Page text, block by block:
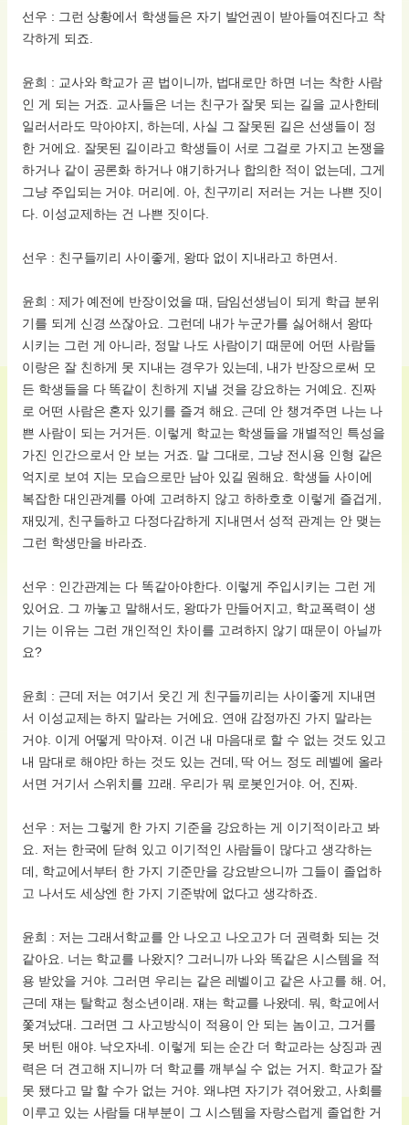
선우 : 그런 상황에서 학생들은 자기 발언권이 받아들여진다고 착
각하게 되죠.
윤희 : 교사와 학교가 곧 법이니까, 법대로만 하면 너는 착한 사람
인 게 되는 거죠. 교사들은 너는 친구가 잘못 되는 길을 교사한테
일러서라도 막아야지, 하는데, 사실 그 잘못된 길은 선생들이 정
한 거에요. 잘못된 길이라고 학생들이 서로 그걸로 가지고 논쟁을
하거나 같이 공론화 하거나 얘기하거나 합의한 적이 없는데, 그게
그냥 주입되는 거야. 머리에. 아, 친구끼리 저러는 거는 나쁜 짓이
다. 이성교제하는 건 나쁜 짓이다.
선우 : 친구들끼리 사이좋게, 왕따 없이 지내라고 하면서.
윤희 : 제가 예전에 반장이었을 때, 담임선생님이 되게 학급 분위
기를 되게 신경 쓰잖아요. 그런데 내가 누군가를 싫어해서 왕따
시키는 그런 게 아니라, 정말 나도 사람이기 때문에 어떤 사람들
이랑은 잘 친하게 못 지내는 경우가 있는데, 내가 반장으로써 모
든 학생들을 다 똑같이 친하게 지낼 것을 강요하는 거예요. 진짜
로 어떤 사람은 혼자 있기를 즐겨 해요. 근데 안 챙겨주면 나는 나
쁜 사람이 되는 거거든. 이렇게 학교는 학생들을 개별적인 특성을
가진 인간으로서 안 보는 거죠. 말 그대로, 그냥 전시용 인형 같은
억지로 보여 지는 모습으로만 남아 있길 원해요. 학생들 사이에
복잡한 대인관계를 아예 고려하지 않고 하하호호 이렇게 즐겁게,
재밌게, 친구들하고 다정다감하게 지내면서 성적 관계는 안 맺는
그런 학생만을 바라죠.
선우 : 인간관계는 다 똑같아야한다. 이렇게 주입시키는 그런 게
있어요. 그 까놓고 말해서도, 왕따가 만들어지고, 학교폭력이 생
기는 이유는 그런 개인적인 차이를 고려하지 않기 때문이 아닐까
요?
윤희 : 근데 저는 여기서 웃긴 게 친구들끼리는 사이좋게 지내면
서 이성교제는 하지 말라는 거에요. 연애 감정까진 가지 말라는
거야. 이게 어떻게 막아져. 이건 내 마음대로 할 수 없는 것도 있고
내 맘대로 해야만 하는 것도 있는 건데, 딱 어느 정도 레벨에 올라
서면 거기서 스위치를 끄래. 우리가 뭐 로봇인거야. 어, 진짜.
선우 : 저는 그렇게 한 가지 기준을 강요하는 게 이기적이라고 봐
요. 저는 한국에 닫혀 있고 이기적인 사람들이 많다고 생각하는
데, 학교에서부터 한 가지 기준만을 강요받으니까 그들이 졸업하
고 나서도 세상엔 한 가지 기준밖에 없다고 생각하죠.
윤희 : 저는 그래서학교를 안 나오고 나오고가 더 권력화 되는 것
같아요. 너는 학교를 나왔지? 그러니까 나와 똑같은 시스템을 적
용 받았을 거야. 그러면 우리는 같은 레벨이고 같은 사고를 해. 어,
근데 쟤는 탈학교 청소년이래. 쟤는 학교를 나왔데. 뭐, 학교에서
쫓겨났대. 그러면 그 사고방식이 적용이 안 되는 놈이고, 그거를
못 버틴 애야. 낙오자네. 이렇게 되는 순간 더 학교라는 상징과 권
력은 더 견고해 지니까 더 학교를 깨부실 수 없는 거지. 학교가 잘
못 됐다고 말 할 수가 없는 거야. 왜냐면 자기가 겪어왔고, 사회를
이루고 있는 사람들 대부분이 그 시스템을 자랑스럽게 졸업한 거